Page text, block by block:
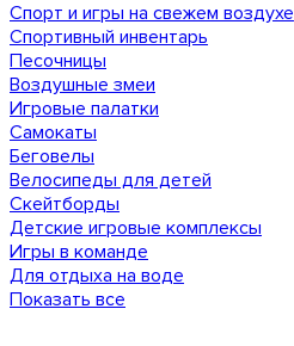
Спорт и игры на свежем воздухе
Спортивный инвентарь
Песочницы
Воздушные змеи
Игровые палатки
Самокаты
Беговелы
Велосипеды для детей
Скейтборды
Детские игровые комплексы
Игры в команде
Для отдыха на воде
Показать все